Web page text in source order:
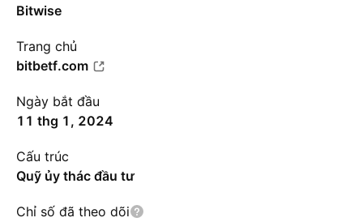
Bitwise
Trang chủ
bitbetf.com
Ngày bắt đầu
11 thg 1, 2024
Cấu trúc
Quỹ ủy thác đầu tư
Chỉ số đã theo dõi